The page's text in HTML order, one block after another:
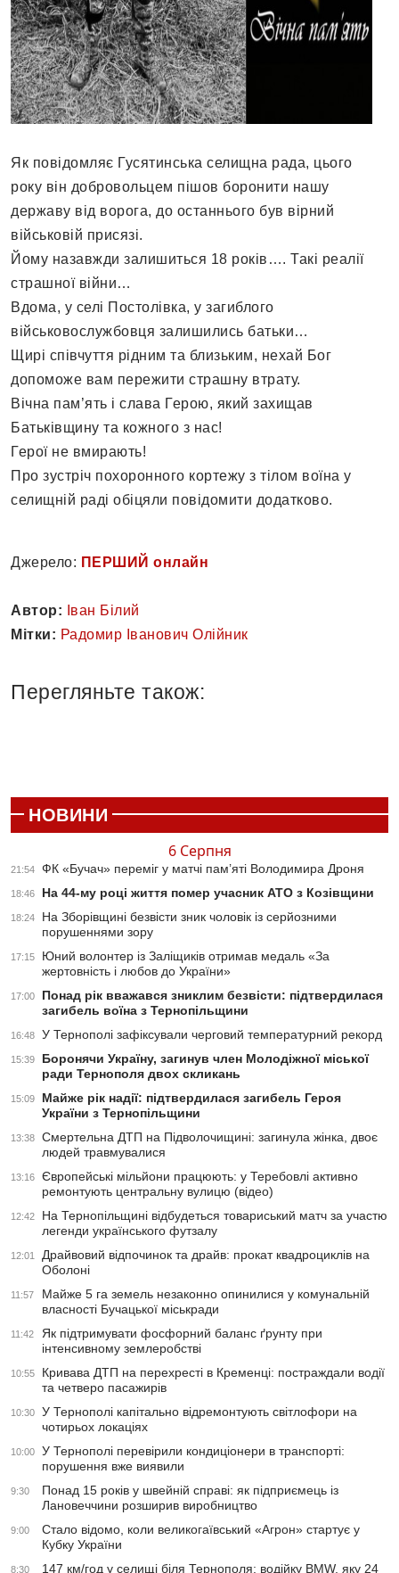
Як повідомляє Гусятинська селищна рада, цього
року він добровольцем пішов боронити нашу
державу від ворога, до останнього був вірний
військовій присязі.
Йому назавжди залишиться 18 років…. Такі реалії
страшної війни…
Вдома, у селі Постолівка, у загиблого
військовослужбовця залишились батьки…
Щирі співчуття рідним та близьким, нехай Бог
допоможе вам пережити страшну втрату.
Вічна пам’ять і слава Герою, який захищав
Батьківщину та кожного з нас!
Герої не вмирають!
Про зустріч похоронного кортежу з тілом воїна у
селищній раді обіцяли повідомити додатково.
Джерело: ПЕРШИЙ онлайн
Автор:
Іван Білий
Мітки: Радомир Іванович Олійник
Перегляньте також:
НОВИНИ
6 Серпня
21:54 ФК «Бучач» переміг у матчі пам’яті Володимира Дроня
18:46 На 44-му році життя помер учасник АТО з Козівщини
18:24
На Зборівщині безвісти зник чоловік із серйозними
порушеннями зору
17:15
Юний волонтер із Заліщиків отримав медаль «За
жертовність і любов до України»
17:00
Понад рік вважався зниклим безвісти: підтвердилася
загибель воїна з Тернопільщини
16:48 У Тернополі зафіксували черговий температурний рекорд
15:39
Боронячи Україну, загинув член Молодіжної міської
ради Тернополя двох скликань
15:09
Майже рік надії: підтвердилася загибель Героя
України з Тернопільщини
13:38
Смертельна ДТП на Підволочищині: загинула жінка, двоє
людей травмувалися
13:16
Європейські мільйони працюють: у Теребовлі активно
ремонтують центральну вулицю (відео)
12:42
На Тернопільщині відбудеться товариський матч за участю
легенди українського футзалу
12:01
Драйвовий відпочинок та драйв: прокат квадроциклів на
Оболоні
11:57
Майже 5 га земель незаконно опинилися у комунальній
власності Бучацької міськради
11:42
Як підтримувати фосфорний баланс ґрунту при
інтенсивному землеробстві
10:55
Кривава ДТП на перехресті в Кременці: постраждали водії
та четверо пасажирів
10:30
У Тернополі капітально відремонтують світлофори на
чотирьох локаціях
10:00
У Тернополі перевірили кондиціонери в транспорті:
порушення вже виявили
9:30
Понад 15 років у швейній справі: як підприємець із
Лановеччини розширив виробництво
9:00
Стало відомо, коли великогаївський «Агрон» стартує у
Кубку України
8:30 147 км/год у селищі біля Тернополя: водійку BMW, яку 24